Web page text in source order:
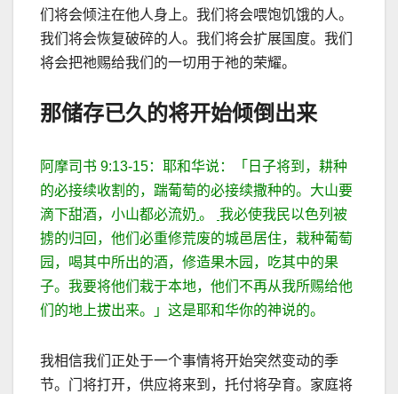
们将会倾注在他人身上。我们将会喂饱饥饿的人。
我们将会恢复破碎的人。我们将会扩展国度。我们
将会把祂赐给我们的一切用于祂的荣耀。
那储存已久的将开始倾倒出来
阿摩司书 9:13-15： 耶和华说：「日子将到，耕种
的必接续收割的，踹葡萄的必接续撒种的。大山要
滴下甜酒，小山都必流奶 。
我必使我民以色列被
掳的归回，他们必重修荒废的城邑居住，栽种葡萄
园，喝其中所出的酒，修造果木园，吃其中的果
子。我要将他们栽于本地，他们不再从我所赐给他
们的地上拔出来。」这是耶和华你的神说的。
我相信我们正处于一个事情将开始突然变动的季
节。门将打开，供应将来到，托付将孕育。家庭将